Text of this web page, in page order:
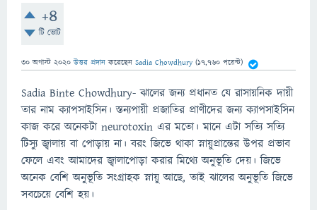
+4
টি ভোট
30 অগাস্ট 2020 উত্তর প্রদান করেছেন Sadia Chowdhury (17,760 পয়েন্ট)
Sadia Binte Chowdhury- ঝালের জন্য প্রধানত যে রাসায়নিক দায়ী
তার নাম ক্যাপসাইসিন। স্তন্যপায়ী প্রজাতির প্রাণীদের জন্য ক্যাপসাইসিন
কাজ করে অনেকটা neurotoxin এর মতো। মানে এটা সত্যি সত্যি
টিস্যু জ্বালায় বা পোড়ায় না। বরং জিভে থাকা স্নায়ুপ্রান্তের উপর প্রভাব
ফেলে এবং আমাদের জ্বালাপোড়া করার মিথ্যে অনুভূতি দেয়। জিভে
অনেক বেশি অনুভূতি সংগ্রাহক স্নায়ু আছে, তাই ঝালের অনুভূতি জিভে
সবচেয়ে বেশি হয়।